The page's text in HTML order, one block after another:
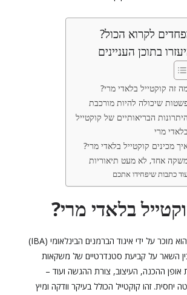
לקרוא הכול?
בתוכן העניינים
זה קוקטייל בלאדי מרי?
שיכולה להיות מורכבת
היתרונות הבריאותיים של קוקטייל
בלאדי מרי
מכינים קוקטייל בלאדי מרי?
אחד, לא מעט תיאוריות
כתבות שיפחידו אתכם
בלאדי מרי?
בלאדי מרי, כפי שהוא מוכר על ידי איגוד הברמנים הבינלאומי (IBA)
השאר על קביעת סטנדרטיים של משקאות
אופן ההכנה, העיצוב, צורת ההגשה ועוד –
יחסית. זהו קוקטייל הכולל בעיקר וודקה ומיץ